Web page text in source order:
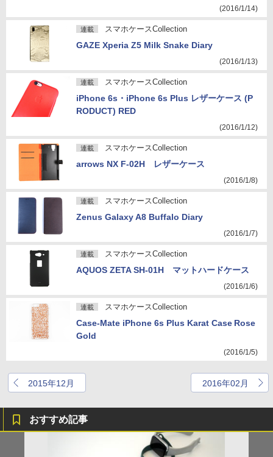
(2016/1/14)
連載 スマホケースCollection
GAZE Xperia Z5 Milk Snake Diary
(2016/1/13)
連載 スマホケースCollection
iPhone 6s・iPhone 6s Plus レザーケース (P
RODUCT) RED
(2016/1/12)
連載 スマホケースCollection
arrows NX F-02H レザーケース
(2016/1/8)
連載 スマホケースCollection
Zenus Galaxy A8 Buffalo Diary
(2016/1/7)
連載 スマホケースCollection
AQUOS ZETA SH-01H マットハードケース
(2016/1/6)
連載 スマホケースCollection
Case-Mate iPhone 6s Plus Karat Case Rose
Gold
(2016/1/5)
2015年12月 2016年02月
おすすめ記事